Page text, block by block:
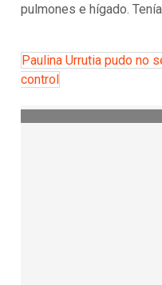
pulmones e hígado.
Paulina Urrutia pudo no
control